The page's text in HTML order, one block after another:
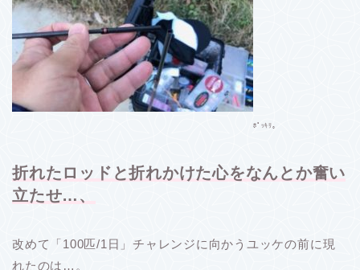
ﾎﾟｯｷﾘ。
折れたロッドと折れかけた心をなんとか奮い
立たせ…、
改めて「100匹/1日」チャレンジに向かうユッケの前に現
れたのは…。